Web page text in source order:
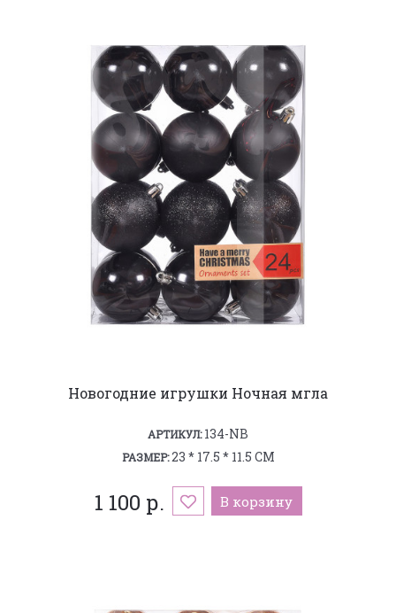
Новогодние игрушки Ночная мгла
АРТИКУЛ:134-NB
РАЗМЕР:23 * 17.5 * 11.5 СМ
1 100 р. В корзину